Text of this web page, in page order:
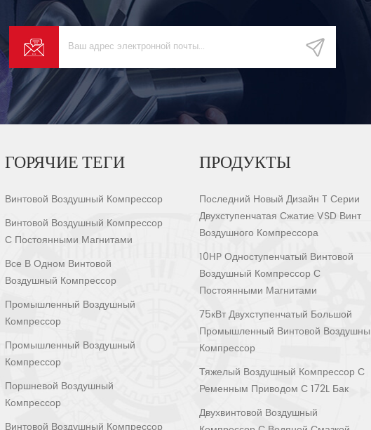
ГОРЯЧИЕ ТЕГИ
Винтовой Воздушный Компрессор
Винтовой Воздушный Компрессор
С Постоянными Магнитами
Все В Одном Винтовой
Воздушный Компрессор
Промышленный Воздушный
Компрессор
Промышленный Воздушный
Компрессор
Поршневой Воздушный
Компрессор
Винтовой Воздушный Компрессор
ПРОДУКТЫ
Последний Новый Дизайн T Серии
Двухступенчатая Сжатие VSD Винт
Воздушного Компрессора
10HP Одноступенчатый Винтовой
Воздушный Компрессор С
Постоянными Магнитами
75кВт Двухступенчатый Большой
Промышленный Винтовой
Компрессор
Тяжелый Воздушный Компрессор С
Ременным Приводом С 172L Бак
Двухвинтовой Воздушный